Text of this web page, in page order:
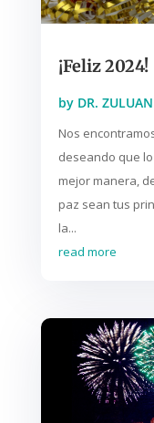
¡Feliz 2024!
by DR.
Nos
deseando que
mejor manera,
paz sean tus
la...
read more